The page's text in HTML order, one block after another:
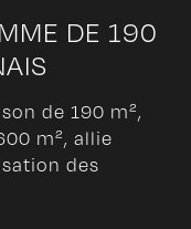
DE 190
de 190 m²,
m², allie
des